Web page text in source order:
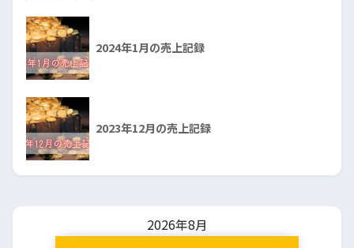
2024年1月の売上記録
2023年12月の売上記録
2026年8月